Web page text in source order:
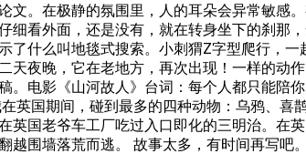
文。在极静的氛围里，人的耳朵会异常敏感
细看外面，还是没有，就在转身坐下的刹那
了什么叫地毯式搜索。小刺猬Z字型爬行，
天夜晚，它在老地方，再次出现！一样的动
。电影《山河故人》台词：每个人都只能陪
英国期间，碰到最多的四种动物：乌鸦、
英国老爷车工厂吃过入口即化的三明治。在
越围墙落荒而逃。 故事太多，有时间再写吧。